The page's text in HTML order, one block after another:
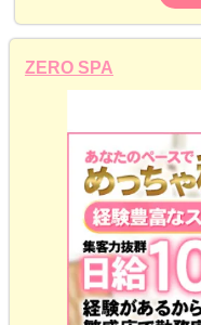
ZERO SPA